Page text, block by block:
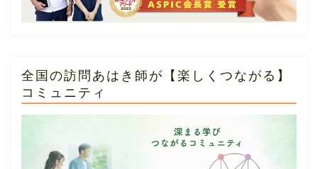
全国の訪問あはき師が【楽しくつながる】
コミュニティ